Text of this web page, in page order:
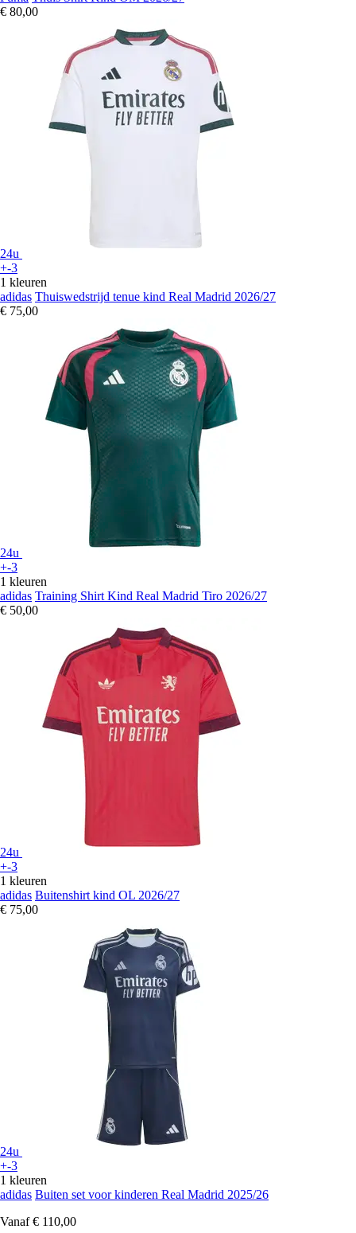
€ 80,00
24u
+-3
1 kleuren
adidas Thuiswedstrijd tenue kind Real Madrid 2026/27
€ 75,00
24u
+-3
1 kleuren
adidas Training Shirt Kind Real Madrid Tiro 2026/27
€ 50,00
24u
+-3
1 kleuren
adidas Buitenshirt kind OL 2026/27
€ 75,00
24u
+-3
1 kleuren
adidas Buiten set voor kinderen Real Madrid 2025/26
Vanaf € 110,00